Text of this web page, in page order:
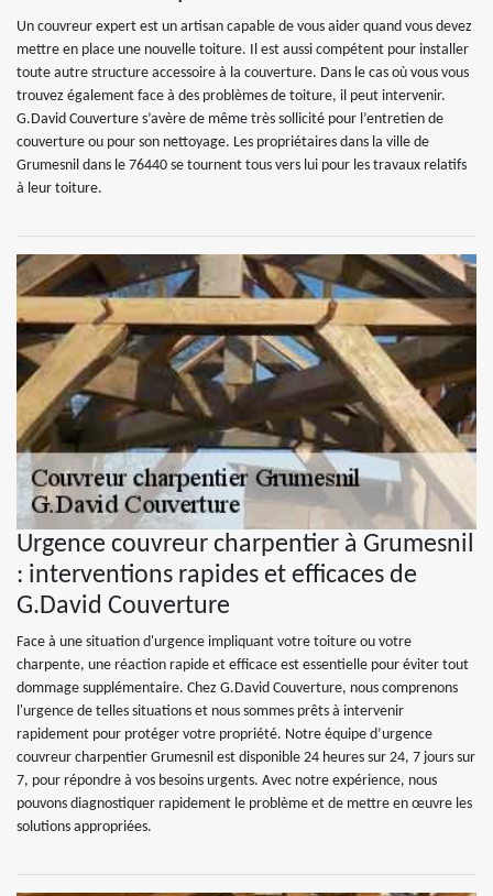
Un couvreur expert est un artisan capable de vous aider quand vous devez
mettre en place une nouvelle toiture. Il est aussi compétent pour installer
toute autre structure accessoire à la couverture. Dans le cas où vous vous
trouvez également face à des problèmes de toiture, il peut intervenir.
G.David Couverture s’avère de même très sollicité pour l’entretien de
couverture ou pour son nettoyage. Les propriétaires dans la ville de
Grumesnil dans le 76440 se tournent tous vers lui pour les travaux relatifs
à leur toiture.
Urgence couvreur charpentier à Grumesnil
: interventions rapides et efficaces de
G.David Couverture
Face à une situation d'urgence impliquant votre toiture ou votre
charpente, une réaction rapide et efficace est essentielle pour éviter tout
dommage supplémentaire. Chez G.David Couverture, nous comprenons
l'urgence de telles situations et nous sommes prêts à intervenir
rapidement pour protéger votre propriété. Notre équipe d’urgence
couvreur charpentier Grumesnil est disponible 24 heures sur 24, 7 jours sur
7, pour répondre à vos besoins urgents. Avec notre expérience, nous
pouvons diagnostiquer rapidement le problème et de mettre en œuvre les
solutions appropriées.